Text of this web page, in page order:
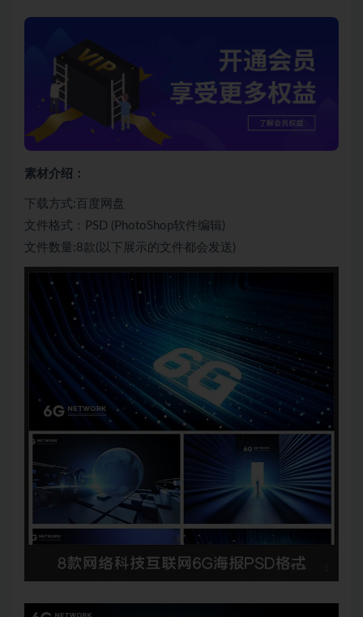
素材介绍：
下载方式:百度网盘
文件格式：PSD (PhotoShop软件编辑)
文件数量:8款(以下展示的文件都会发送)